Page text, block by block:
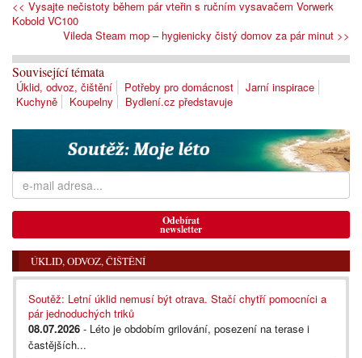
<< Vysajte nečistoty během pár vteřin s ručním vysavačem Vorwerk
Kobold VC100
Vileda Steam mop – hygienicky čistý domov za pár minut >>
Související témata
Úklid, odvoz, čištění Potřeby pro domácnost
Jarní inspirace
Kuchyně
Koupelny Bydlení.cz představuje
Odebírat
newsletter
ÚKLID, ODVOZ, ČIŠTĚNÍ
Soutěž: Letní úklid nemusí být otrava. Stačí chytří pomocníci a
pár jednoduchých triků
08.07.2026 - Léto je obdobím grilování, posezení na terase i
častějších...